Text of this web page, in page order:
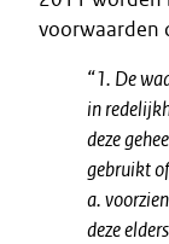
voorwaarden
“1. De
in
deze
gebruikt
a.
deze